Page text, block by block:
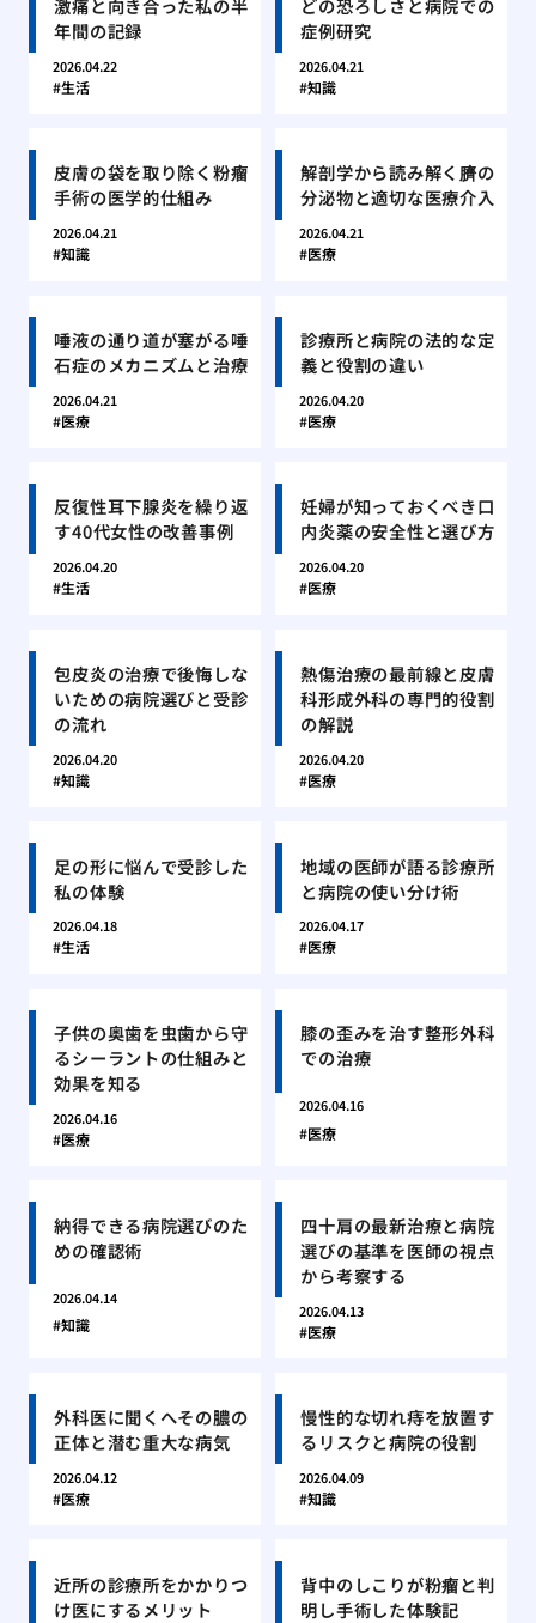
激痛と向き合った私の半
年間の記録
2026.04.22
生活
どの恐ろしさと病院での
症例研究
2026.04.21
知識
皮膚の袋を取り除く粉瘤
手術の医学的仕組み
2026.04.21
知識
解剖学から読み解く臍の
分泌物と適切な医療介入
2026.04.21
医療
唾液の通り道が塞がる唾
石症のメカニズムと治療
2026.04.21
医療
診療所と病院の法的な定
義と役割の違い
2026.04.20
医療
反復性耳下腺炎を繰り返
す40代女性の改善事例
2026.04.20
生活
妊婦が知っておくべき口
内炎薬の安全性と選び方
2026.04.20
医療
包皮炎の治療で後悔しな
いための病院選びと受診
の流れ
2026.04.20
知識
熱傷治療の最前線と皮膚
科形成外科の専門的役割
の解説
2026.04.20
医療
足の形に悩んで受診した
私の体験
2026.04.18
生活
地域の医師が語る診療所
と病院の使い分け術
2026.04.17
医療
子供の奥歯を虫歯から守
るシーラントの仕組みと
効果を知る
2026.04.16
医療
膝の歪みを治す整形外科
での治療
2026.04.16
医療
納得できる病院選びのた
めの確認術
2026.04.14
知識
四十肩の最新治療と病院
選びの基準を医師の視点
から考察する
2026.04.13
医療
外科医に聞くへその膿の
正体と潜む重大な病気
2026.04.12
医療
慢性的な切れ痔を放置す
るリスクと病院の役割
2026.04.09
知識
近所の診療所をかかりつ
け医にするメリット
背中のしこりが粉瘤と判
明し手術した体験記